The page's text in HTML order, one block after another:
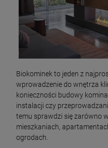
Biokominek to jeden z
wprowadzenie do wnętrza
konieczności budowy
instalacji czy
temu sprawdzi się zarówno
mieszkaniach,
ogrodach.